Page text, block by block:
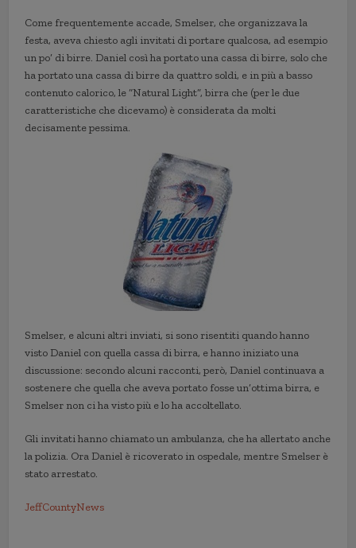
Come frequentemente accade, Smelser, che organizzava la
festa, aveva chiesto agli invitati di portare qualcosa, ad esempio
un po’ di birre. Daniel così ha portato una cassa di birre, solo che
ha portato una cassa di birre da quattro soldi, e in più a basso
contenuto calorico, le “Natural Light”, birra che (per le due
caratteristiche che dicevamo) è considerata da molti
decisamente pessima.
Smelser, e alcuni altri inviati, si sono risentiti quando hanno
visto Daniel con quella cassa di birra, e hanno iniziato una
discussione: secondo alcuni racconti, però, Daniel continuava a
sostenere che quella che aveva portato fosse un’ottima birra, e
Smelser non ci ha visto più e lo ha accoltellato.
Gli invitati hanno chiamato un ambulanza, che ha allertato anche
la polizia. Ora Daniel è ricoverato in ospedale, mentre Smelser è
stato arrestato.
JeffCountyNews